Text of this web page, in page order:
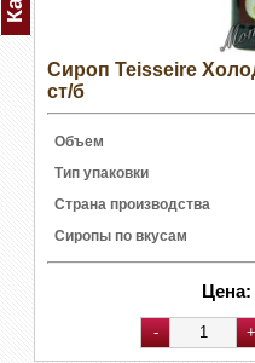
Сироп Teisseire
ст/б
Объем
Тип упаковки
Страна производства
Сиропы по вкусам
Цена: